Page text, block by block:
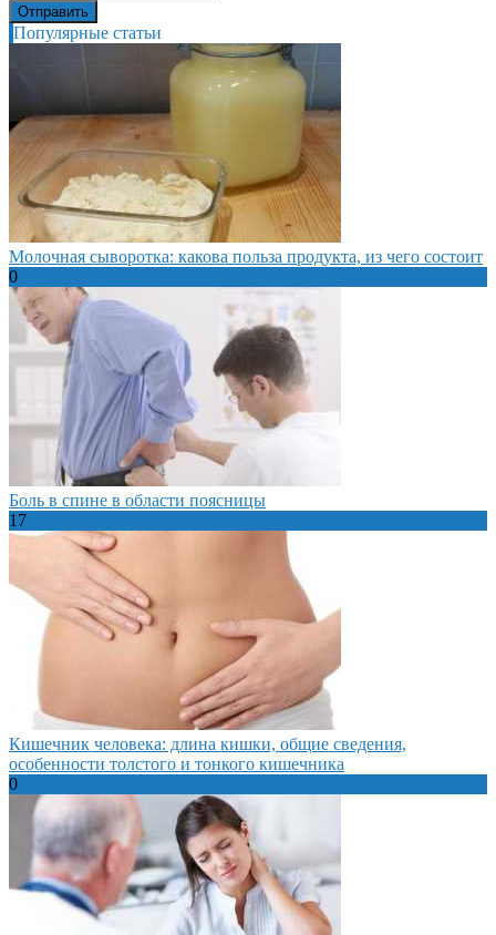
Популярные статьи
Молочная сыворотка: какова польза продукта, из чего состоит
0
Боль в спине в области поясницы
17
Кишечник человека: длина кишки, общие сведения,
особенности толстого и тонкого кишечника
0